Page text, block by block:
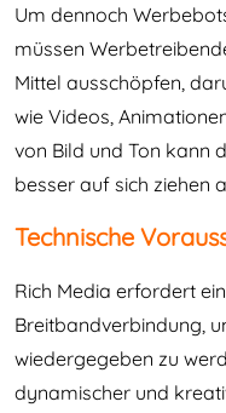
Um dennoch
müssen
Mittel ausschöpfen,
wie Videos,
von Bild und Ton kann
besser auf sich ziehen
Technische
Rich Media erfordert
Breitbandverbindung,
wiedergegeben zu
dynamischer und